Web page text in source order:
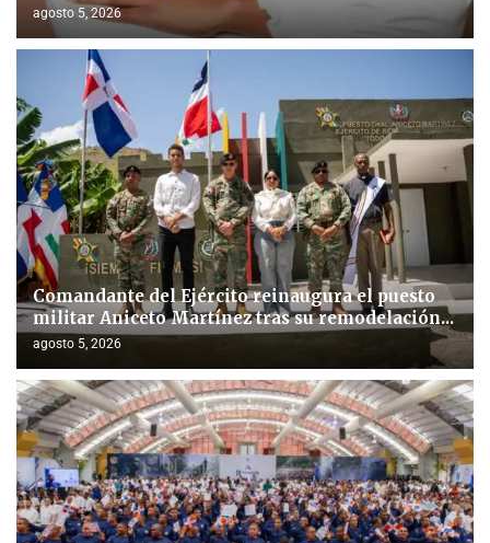
agosto 5, 2026
Comandante del Ejército reinaugura el puesto
militar Aniceto Martínez tras su remodelación...
agosto 5, 2026